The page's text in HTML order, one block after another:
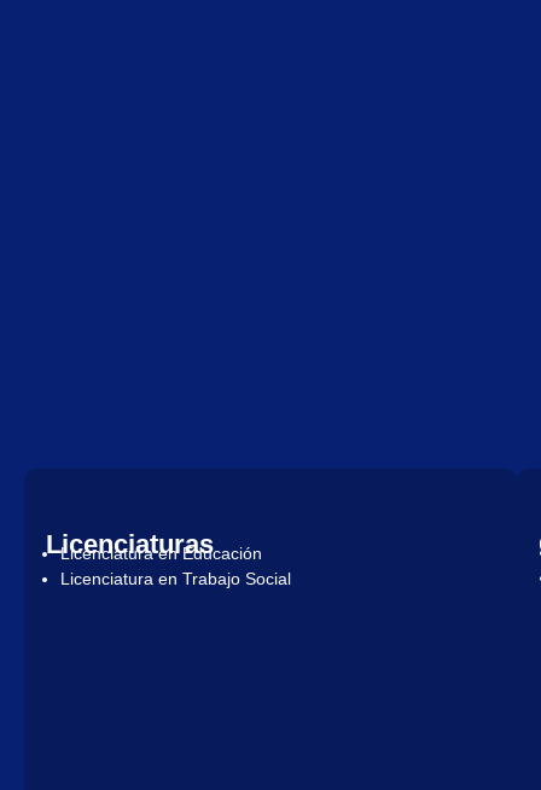
Licenciaturas
Licenciatura en Educación
Licenciatura en Trabajo Social